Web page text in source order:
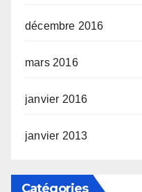
décembre 2016
mars 2016
janvier 2016
janvier 2013
Catégories